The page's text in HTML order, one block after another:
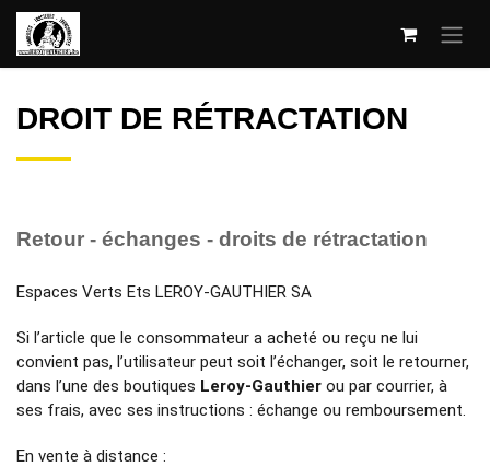
Se rendre au contenu
DROIT DE RÉTRACTATION
Retour - échanges - droits de rétractation
Espaces Verts Ets LEROY-GAUTHIER SA
Si l’article que le consommateur a acheté ou reçu ne lui
convient pas, l’utilisateur peut soit l’échanger, soit le retourner,
dans l’une des boutiques Leroy-Gauthier ou par courrier, à
ses frais, avec ses instructions : échange ou remboursement.
En vente à distance :